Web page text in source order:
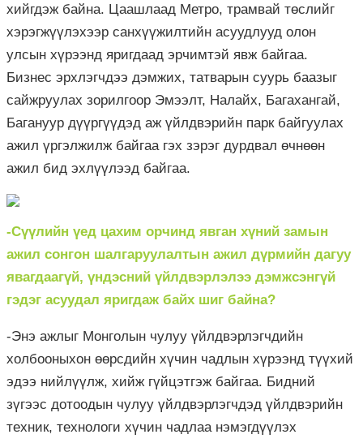
хийгдэж байна. Цаашлаад Метро, трамвай төслийг
хэрэгжүүлэхээр санхүүжилтийн асуудлууд олон
улсын хүрээнд яригдаад эрчимтэй явж байгаа.
Бизнес эрхлэгчдээ дэмжих, татварын суурь баазыг
сайжруулах зорилгоор Эмээлт, Налайх, Багахангай,
Багануур дүүргүүдэд аж үйлдвэрийн парк байгуулах
ажил үргэлжилж байгаа гэх зэрэг дурдвал өчнөөн
ажил бид эхлүүлээд байгаа.
-Сүүлийн үед цахим орчинд явган хүний замын
ажил сонгон шалгаруулалтын ажил дүрмийн дагуу
явагдаагүй, үндэсний үйлдвэрлэлээ дэмжсэнгүй
гэдэг асуудал яригдаж байх шиг байна?
-Энэ ажлыг Монголын чулуу үйлдвэрлэгчдийн
холбооныхон өөрсдийн хүчин чадлын хүрээнд түүхий
эдээ нийлүүлж, хийж гүйцэтгэж байгаа. Бидний
зүгээс дотоодын чулуу үйлдвэрлэгчдэд үйлдвэрийн
техник, технологи хүчин чадлаа нэмэгдүүлэх